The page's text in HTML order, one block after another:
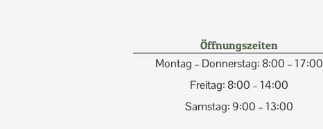
Öffnungszeiten
Montag – Donnerstag: 8:00 – 17:00
Freitag: 8:00 – 14:00
Samstag: 9:00 – 13:00